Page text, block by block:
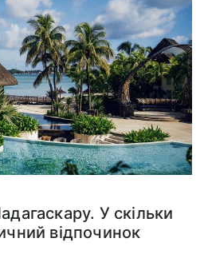
У скільки
відпочинок